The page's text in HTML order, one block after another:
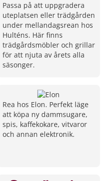
Passa på att uppgradera
uteplatsen eller trädgården
under mellandagsrean hos
Hulténs. Här finns
trädgårdsmöbler och grillar
för att njuta av årets alla
säsonger.
Rea hos Elon. Perfekt läge
att köpa ny dammsugare,
spis, kaffekokare, vitvaror
och annan elektronik.